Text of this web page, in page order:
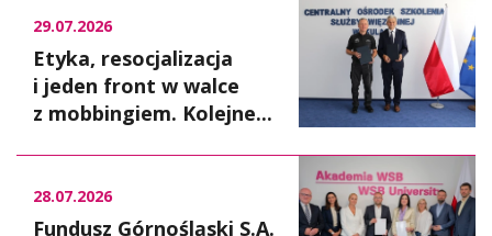
29.07.2026
Etyka, resocjalizacja
i jeden front w walce
z mobbingiem. Kolejne...
28.07.2026
Fundusz Górnośląski S.A.